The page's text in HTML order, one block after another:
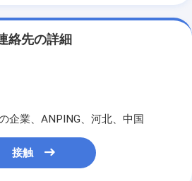
絡先の詳細
企業、ANPING、河北、中国
接触